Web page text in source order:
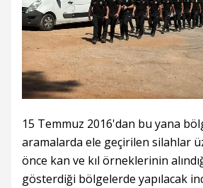
15 Temmuz 2016'dan bu yana
aramalarda ele geçirilen silahlar
önce kan ve kıl örneklerinin
gösterdiği bölgelerde yapılacak